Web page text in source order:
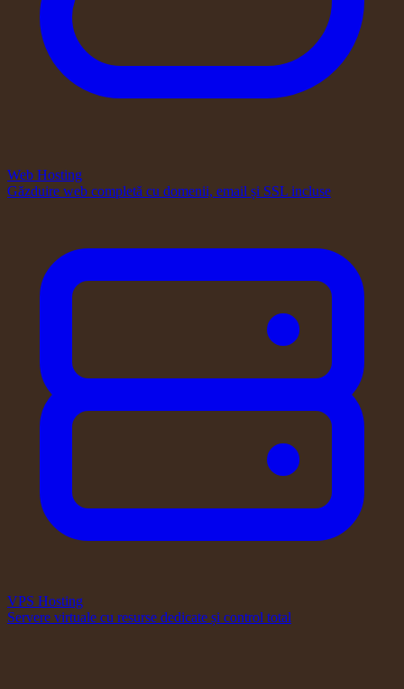
Web Hosting
Găzduire web completă cu domenii, email și SSL incluse
VPS Hosting
Servere virtuale cu resurse dedicate și control total